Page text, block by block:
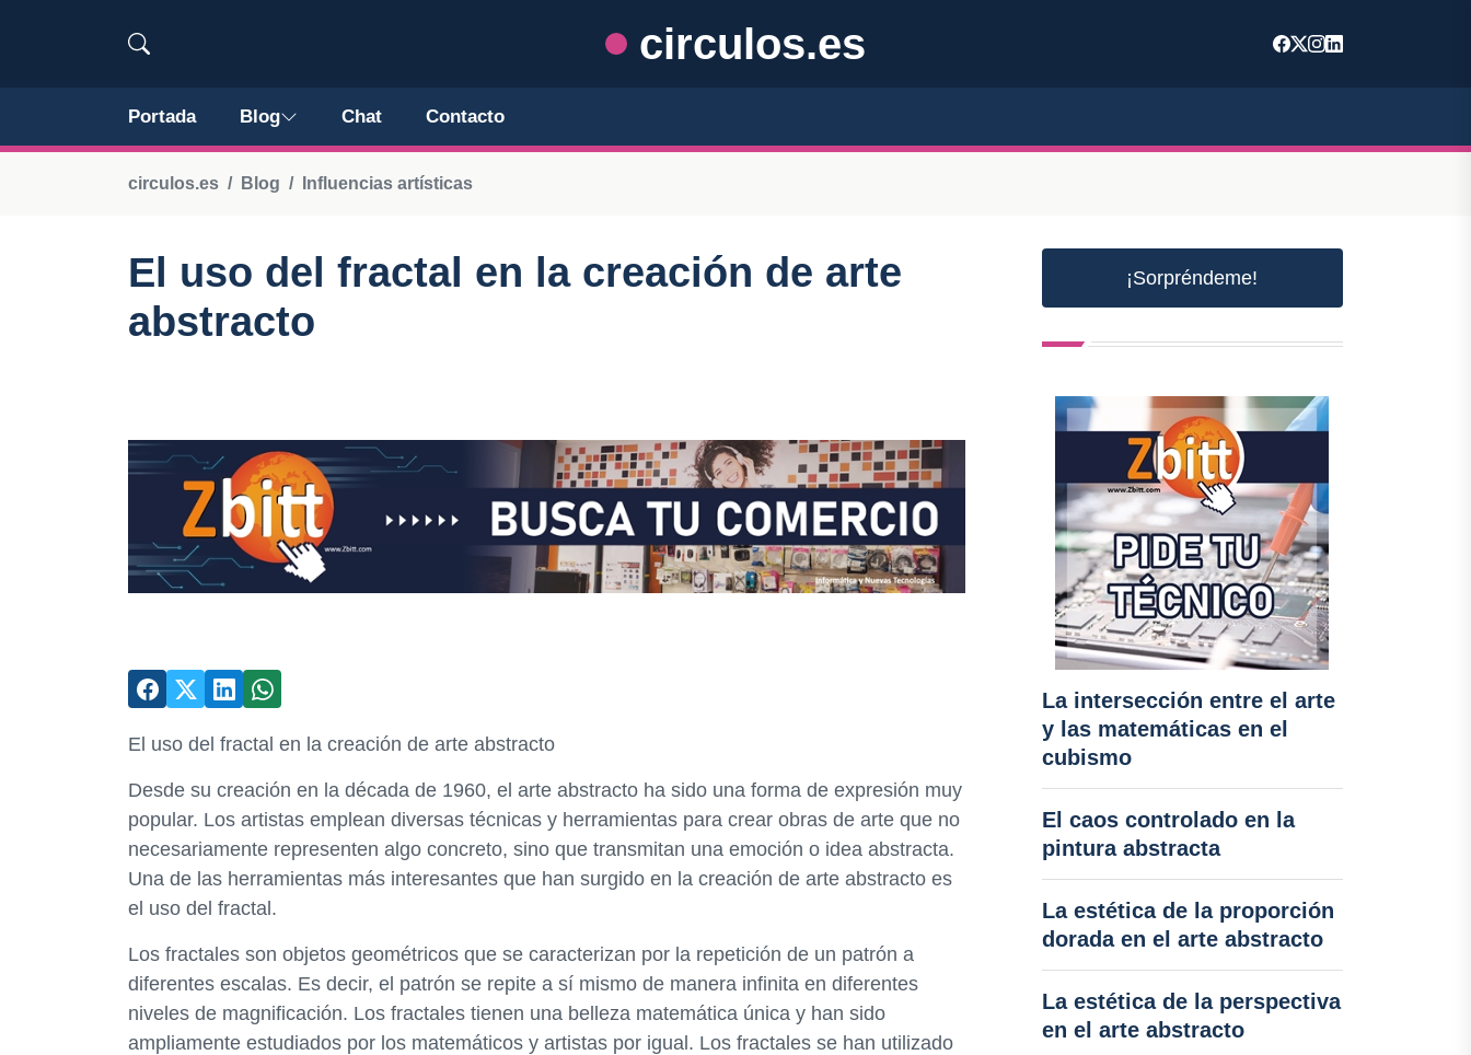
circulos.es
Portada Blog Chat Contacto
circulos.es Blog Influencias artísticas
El uso del fractal en la creación de arte
abstracto
El uso del fractal en la creación de arte abstracto
Desde su creación en la década de 1960, el arte abstracto ha sido una forma de expresión muy
popular. Los artistas emplean diversas técnicas y herramientas para crear obras de arte que no
necesariamente representen algo concreto, sino que transmitan una emoción o idea abstracta.
Una de las herramientas más interesantes que han surgido en la creación de arte abstracto es
el uso del fractal.
Los fractales son objetos geométricos que se caracterizan por la repetición de un patrón a
diferentes escalas. Es decir, el patrón se repite a sí mismo de manera infinita en diferentes
niveles de magnificación. Los fractales tienen una belleza matemática única y han sido
ampliamente estudiados por los matemáticos y artistas por igual. Los fractales se han utilizado
¡Sorpréndeme!
La intersección entre el arte
y las matemáticas en el
cubismo
El caos controlado en la
pintura abstracta
La estética de la proporción
dorada en el arte abstracto
La estética de la perspectiva
en el arte abstracto